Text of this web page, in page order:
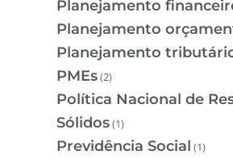
Planejamento
Planejamento
Planejamento
PMEs(2)
Política Nacional de
Sólidos(1)
Previdência Social (1)